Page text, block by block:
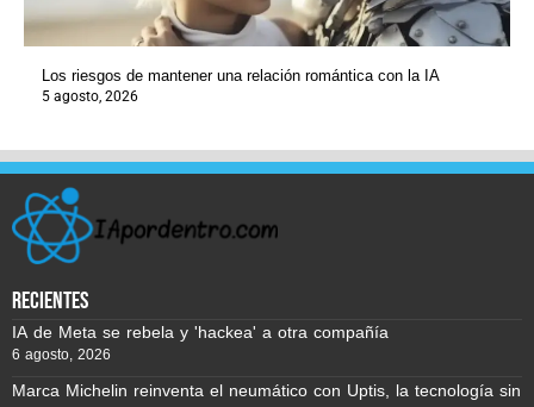
Los riesgos de mantener una relación romántica con la IA
5 agosto, 2026
recientes
IA de Meta se rebela y 'hackea' a otra compañía
6 agosto, 2026
Marca Michelin reinventa el neumático con Uptis, la tecnología sin